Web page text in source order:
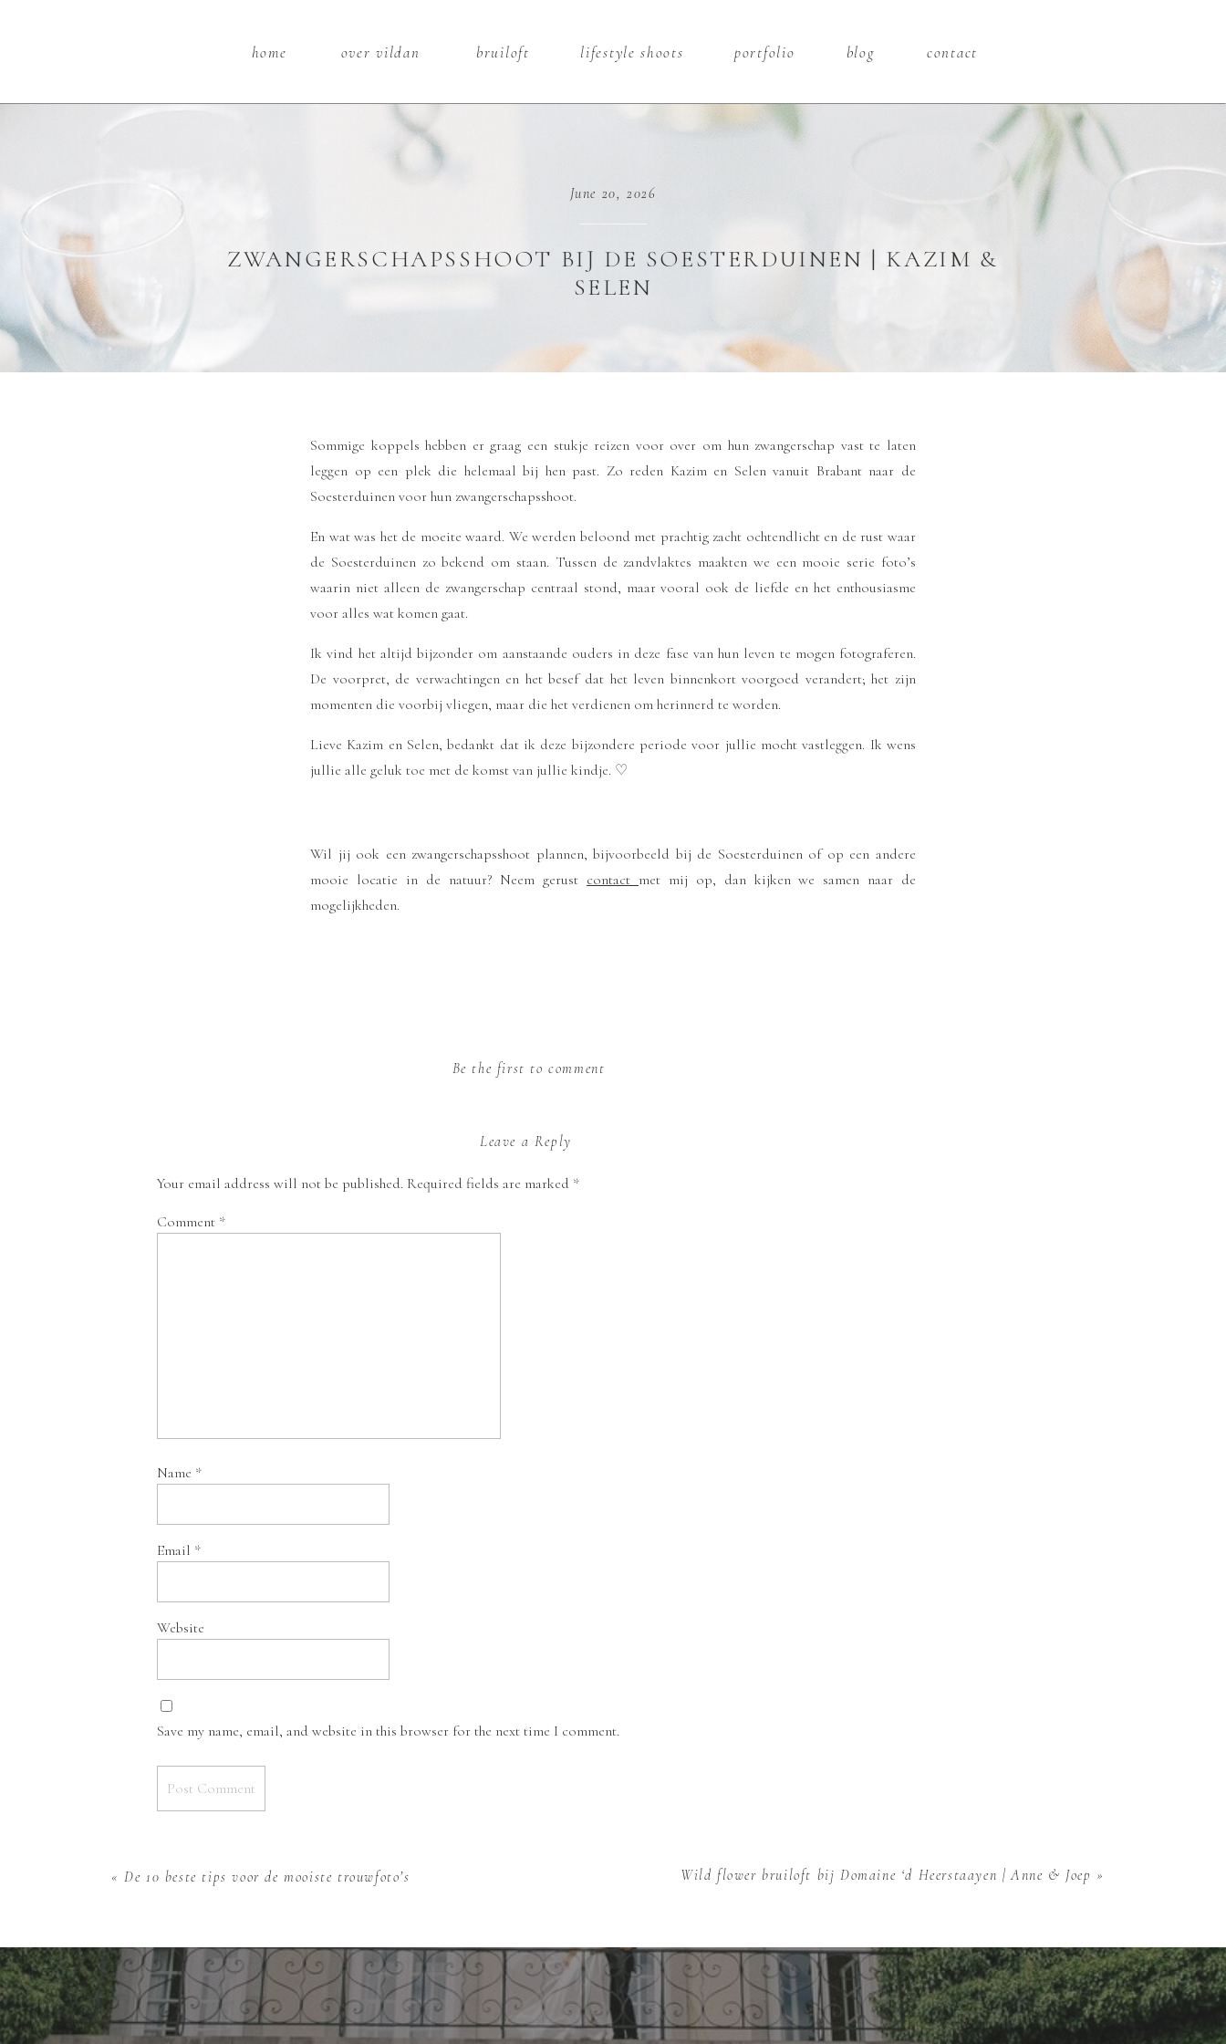
portfolio
bruiloft lifestyle shoots
over vildan
home contact
blog
ZWANGERSCHAPSSHOOT BIJ DE SOESTERDUINEN | KAZIM &
SELEN
June 20, 2026
Sommige koppels hebben er graag een stukje reizen voor over om hun zwangerschap vast te laten
leggen op een plek die helemaal bij hen past. Zo reden Kazim en Selen vanuit Brabant naar de
Soesterduinen voor hun zwangerschapsshoot.
En wat was het de moeite waard. We werden beloond met prachtig zacht ochtendlicht en de rust waar
de Soesterduinen zo bekend om staan. Tussen de zandvlaktes maakten we een mooie serie foto’s
waarin niet alleen de zwangerschap centraal stond, maar vooral ook de liefde en het enthousiasme
voor alles wat komen gaat.
Ik vind het altijd bijzonder om aanstaande ouders in deze fase van hun leven te mogen fotograferen.
De voorpret, de verwachtingen en het besef dat het leven binnenkort voorgoed verandert; het zijn
momenten die voorbij vliegen, maar die het verdienen om herinnerd te worden.
Lieve Kazim en Selen, bedankt dat ik deze bijzondere periode voor jullie mocht vastleggen. Ik wens
jullie alle geluk toe met de komst van jullie kindje. ♡
Wil jij ook een zwangerschapsshoot plannen, bijvoorbeeld bij de Soesterduinen of op een andere
mooie locatie in de natuur? Neem gerust contact met mij op, dan kijken we samen naar de
mogelijkheden.
Be the first to comment
Leave a Reply
Your email address will not be published. Required fields are marked *
Comment *
Name *
Email *
Website
Save my name, email, and website in this browser for the next time I comment.
Wild flower bruiloft bij Domaine ‘d Heerstaayen | Anne & Joep »
«De 10 beste tips voor de mooiste trouwfoto’s